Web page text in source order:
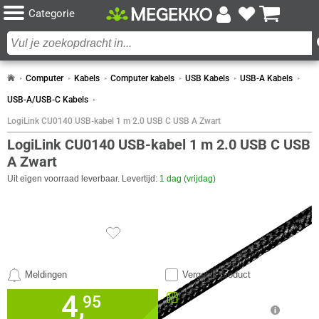
Categorie
Computer Kabels Computer kabels USB Kabels USB-A Kabels
USB-A/USB-C Kabels
LogiLink CU0140 USB-kabel 1 m 2.0 USB C USB A Zwart
LogiLink CU0140 USB-kabel 1 m 2.0 USB C USB
A Zwart
Uit eigen voorraad leverbaar. Levertijd: 1 dag (vrijdag)
4,95
Beschikbaar in onze
Megekko Shop Breda
Vergelijk product
Meldingen
Eigenschap
Certificaten van naleving
DESIGN
Waarde